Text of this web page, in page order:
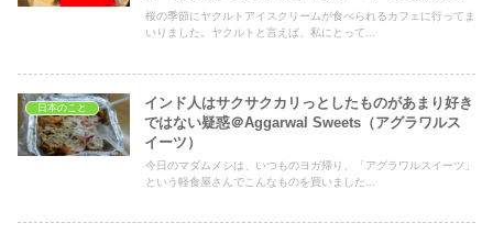
ドスペース」
桜の季節にヤクルトアイスクリームが食べられるカフェに行ってま
いりました。ヤクルトと言えば、私にとって...
日本のこと
インド人はサクサクカリっとしたものがあまり好き
ではない疑惑＠Aggarwal Sweets（アグラワルス
イーツ）
今日のマダムメシは、いつものヨガ帰り、「アグラワルスイーツ」
という軽食屋さんでこんなものを買いました...